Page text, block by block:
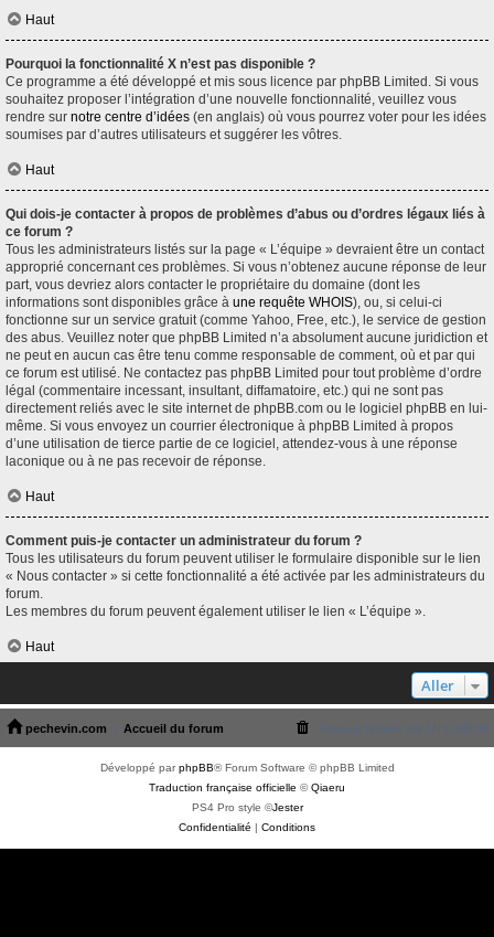
Haut
Pourquoi la fonctionnalité X n’est pas disponible ?
Ce programme a été développé et mis sous licence par phpBB Limited. Si vous
souhaitez proposer l’intégration d’une nouvelle fonctionnalité, veuillez vous
rendre sur notre centre d’idées (en anglais) où vous pourrez voter pour les idées
soumises par d’autres utilisateurs et suggérer les vôtres.
Haut
Qui dois-je contacter à propos de problèmes d’abus ou d’ordres légaux liés à
ce forum ?
Tous les administrateurs listés sur la page « L’équipe » devraient être un contact
approprié concernant ces problèmes. Si vous n’obtenez aucune réponse de leur
part, vous devriez alors contacter le propriétaire du domaine (dont les
informations sont disponibles grâce à une requête WHOIS), ou, si celui-ci
fonctionne sur un service gratuit (comme Yahoo, Free, etc.), le service de gestion
des abus. Veuillez noter que phpBB Limited n’a absolument aucune juridiction et
ne peut en aucun cas être tenu comme responsable de comment, où et par qui
ce forum est utilisé. Ne contactez pas phpBB Limited pour tout problème d’ordre
légal (commentaire incessant, insultant, diffamatoire, etc.) qui ne sont pas
directement reliés avec le site internet de phpBB.com ou le logiciel phpBB en lui-
même. Si vous envoyez un courrier électronique à phpBB Limited à propos
d’une utilisation de tierce partie de ce logiciel, attendez-vous à une réponse
laconique ou à ne pas recevoir de réponse.
Haut
Comment puis-je contacter un administrateur du forum ?
Tous les utilisateurs du forum peuvent utiliser le formulaire disponible sur le lien
« Nous contacter » si cette fonctionnalité a été activée par les administrateurs du
forum.
Les membres du forum peuvent également utiliser le lien « L’équipe ».
Haut
Aller
pechevin.com Accueil du forum Fuseau horaire sur UTC+02:00
Développé parphpBB® Forum Software © phpBB Limited
Traduction française officielle ©Qiaeru
PS4 Pro style ©Jester
Confidentialité | Conditions